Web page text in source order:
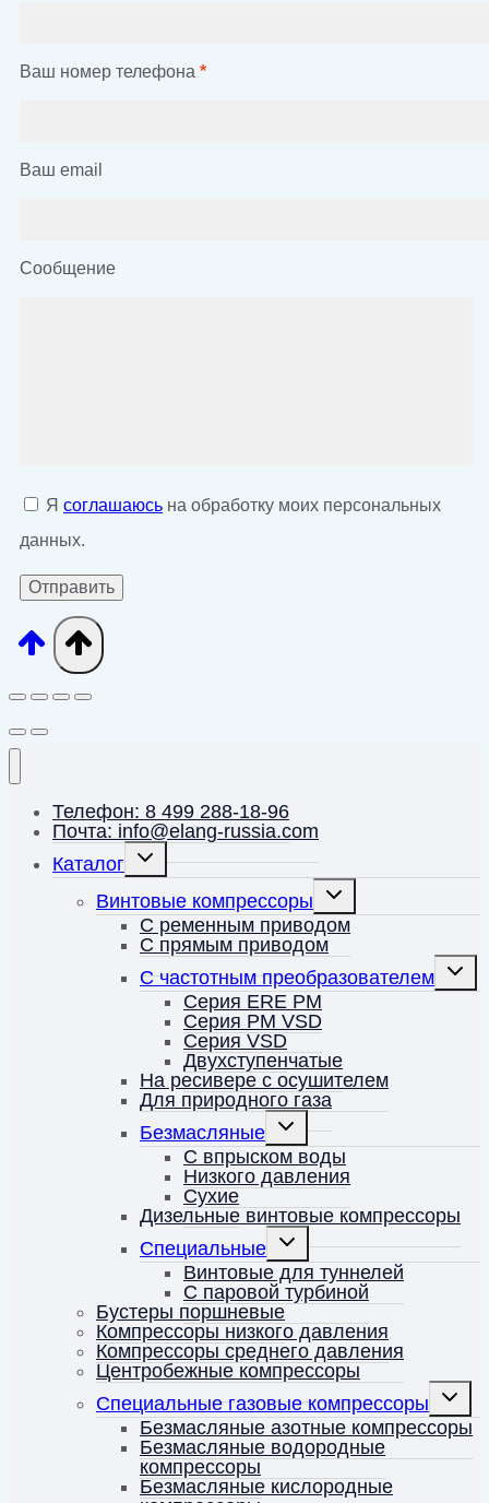
Ваш номер телефона *
Ваш email
Сообщение
Я соглашаюсь на обработку моих персональных
данных.
Телефон: 8 499 288-18-96
Почта: info@elang-russia.com
Каталог
Переключить
дочернее
Винтовые компрессоры
Переключить
меню
С ременным приводом
С прямым приводом
С частотным преобразователем
Серия ERE PM
Серия PM VSD
Серия VSD
Двухступенчатые
На ресивере с осушителем
Для природного газа
Безмасляные
Переключить
дочернее
меню
С впрыском воды
Низкого давления
Сухие
Дизельные винтовые компрессоры
Специальные
Переключить
дочернее
меню
Винтовые для туннелей
С паровой турбиной
Бустеры поршневые
Компрессоры низкого давления
Компрессоры среднего давления
Центробежные компрессоры
Специальные газовые компрессоры
меню
Безмасляные азотные компрессоры
Безмасляные водородные
компрессоры
Безмасляные кислородные